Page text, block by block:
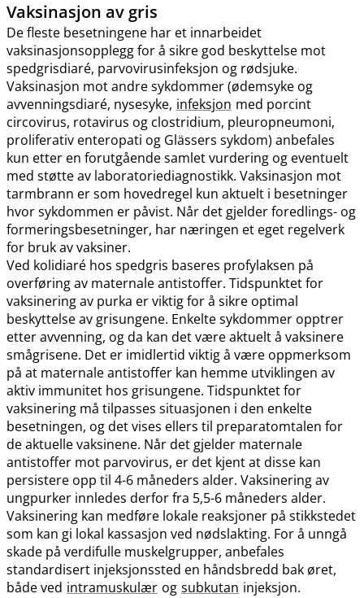
Vaksinasjon av gris
De fleste besetningene har et innarbeidet
vaksinasjonsopplegg for å sikre god beskyttelse mot
spedgrisdiaré, parvovirusinfeksjon og rødsjuke.
Vaksinasjon mot andre sykdommer (ødemsyke og
avvenningsdiaré, nysesyke, infeksjon med porcint
circovirus, rotavirus og clostridium, pleuropneumoni,
proliferativ enteropati og Glässers sykdom) anbefales
kun etter en forutgående samlet vurdering og eventuelt
med støtte av laboratoriediagnostikk. Vaksinasjon mot
tarmbrann er som hovedregel kun aktuelt i besetninger
hvor sykdommen er påvist. Når det gjelder foredlings- og
formeringsbesetninger, har næringen et eget regelverk
for bruk av vaksiner.
Ved kolidiaré hos spedgris baseres profylaksen på
overføring av maternale antistoffer. Tidspunktet for
vaksinering av purka er viktig for å sikre optimal
beskyttelse av grisungene. Enkelte sykdommer opptrer
etter avvenning, og da kan det være aktuelt å vaksinere
smågrisene. Det er imidlertid viktig å være oppmerksom
på at maternale antistoffer kan hemme utviklingen av
aktiv immunitet hos grisungene. Tidspunktet for
vaksinering må tilpasses situasjonen i den enkelte
besetningen, og det vises ellers til preparatomtalen for
de aktuelle vaksinene. Når det gjelder maternale
antistoffer mot parvovirus, er det kjent at disse kan
persistere opp til 4-6 måneders alder. Vaksinering av
ungpurker innledes derfor fra 5,5-6 måneders alder.
Vaksinering kan medføre lokale reaksjoner på stikkstedet
som kan gi lokal kassasjon ved nødslakting. For å unngå
skade på verdifulle muskelgrupper, anbefales
standardisert injeksjonssted en håndsbredd bak øret,
både ved intramuskulær og subkutan injeksjon.